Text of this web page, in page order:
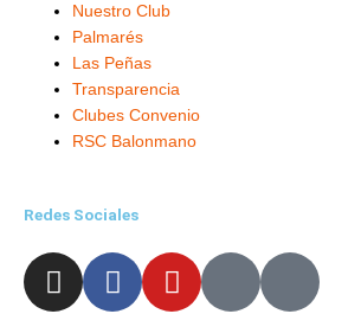
Nuestro Club
Palmarés
Las Peñas
Transparencia
Clubes Convenio
RSC Balonmano
Redes Sociales
I
n
F
a
Y
o
X
L